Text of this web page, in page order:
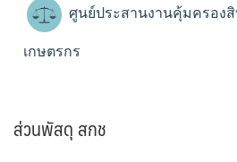
ศูนย์ประสานงานคุ้มครอง
เกษตรกร
ส่วนพัสดุ สกช